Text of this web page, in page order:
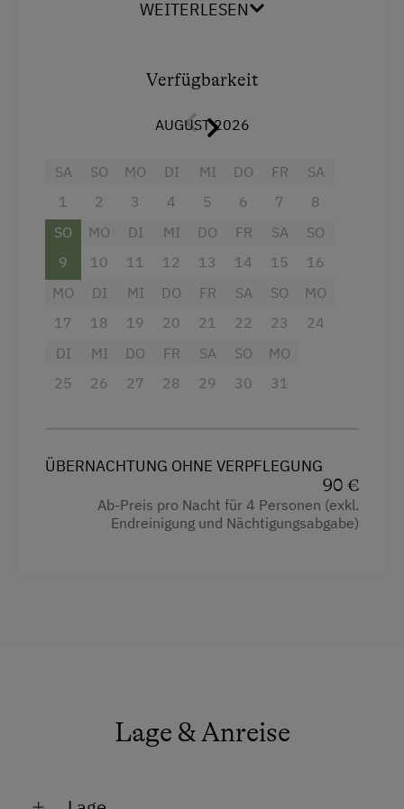
Bettwäsche vorhanden
Waschmaschine
Verpflegung
Ohne Verpflegung
WiFi
Almwandern
Radwege
Aussicht auf eine Berglandschaft
Badewanne/Dusche kombiniert
Balkon/Terrasse
Bettwäsche kann vor Ort gemietet werden
Küchenausstattung
Kühlschrank
Wasserkocher
WEITERLESEN
Verfügbarkeit
AUGUST 2026
SA
1
SO
2
MO
3
DI
4
MI
5
DO
6
FR
7
SA
8
SO
9
MO
10
DI
11
MI
12
DO
13
FR
14
SA
15
SO
16
MO
17
DI
18
MI
19
DO
20
FR
21
SA
22
SO
23
MO
24
DI
25
MI
26
DO
27
FR
28
SA
29
SO
30
MO
31
ÜBERNACHTUNG OHNE VERPFLEGUNG
90 €
Ab-Preis pro Nacht für 4 Personen (exkl.
Endreinigung und Nächtigungsabgabe)
Lage & Anreise